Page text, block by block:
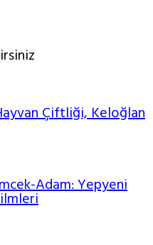
Çiftliği, Keloğlan
Adam: Yepyeni